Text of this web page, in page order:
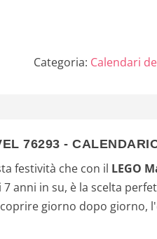
Supereroi
Bambine...
Categoria: Calendari
76293 -
festività che con il LEGO
anni in su, è la scelta
giorno dopo giorno,